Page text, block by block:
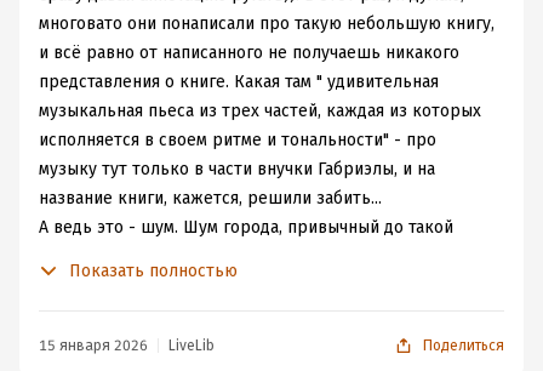
право наследия по женской линии, что стало примером
женской инициативы и самостоятельности. И наша Ноа
- яркий пример феминизма. Ципора (Сепфора) - жена
Моисея, очистила дом своего отца от идолов, именно
бабушке нужно будет окончательно очистить жизнь
своих близких от наносной шелухи. Роман интересен
прежде всего своей структурой (он напоминает
триптих), а также посылом чрезвычайно злободневным
на данный момент. Язык музыкален и легок, полон
поэтики и даже мистики, иногда резок и ироничен. Тема
многовато они понаписали про такую небольшую книгу,
и всё равно от написанного не получаешь никакого
представления о книге. Какая там " удивительная
музыкальная пьеса из трех частей, каждая из которых
исполняется в своем ритме и тональности" - про
музыку тут только в части внучки Габриэлы, и на
название книги, кажется, решили забить...
А ведь это - шум. Шум города, привычный до такой
шум собственных мыслей, которые хотелось бы
Показать полностью
15 января 2026 LiveLib Поделиться